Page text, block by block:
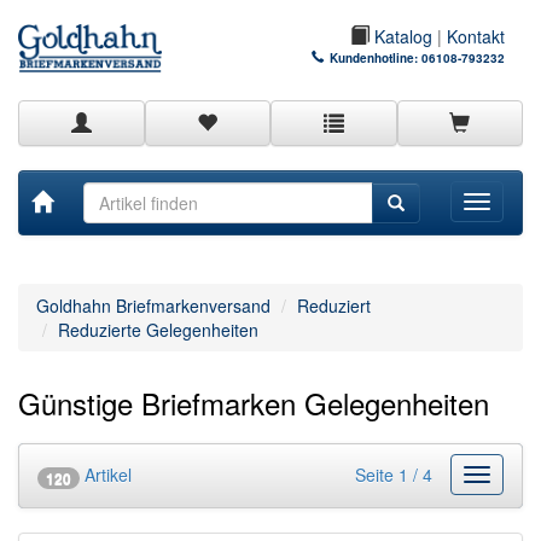
Katalog | Kontakt
Kundenhotline: 06108-793232
Toggle
Goldhahn Briefmarkenversand
Reduziert
Reduzierte Gelegenheiten
Günstige Briefmarken Gelegenheiten
Seite 1 / 4
120 Artikel